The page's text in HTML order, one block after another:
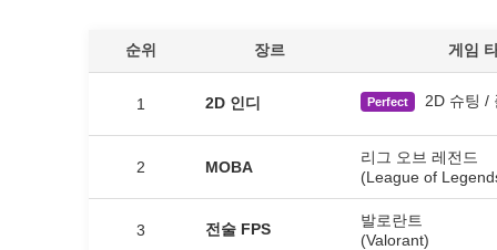
순위 장르 게임
1 2D 인디 Perfect 2D 슈팅 /
2 MOBA
리그 오브 레전드
(League of
3 전술 FPS
발로란트
(Valorant)